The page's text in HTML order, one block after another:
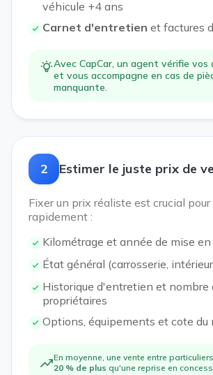
véhicule +4 ans
Carnet d'entretien et factures
Avec CapCar, un agent vérifie vos
et vous accompagne en cas de
manquante.
2 Estimer le juste prix de
Fixer un prix réaliste est crucial
rapidement :
Kilométrage et année de mise
État général (carrosserie,
Historique d'entretien et nombre
propriétaires
Options, équipements et cote du
En moyenne, une vente entre
20 % de plus qu'une reprise en